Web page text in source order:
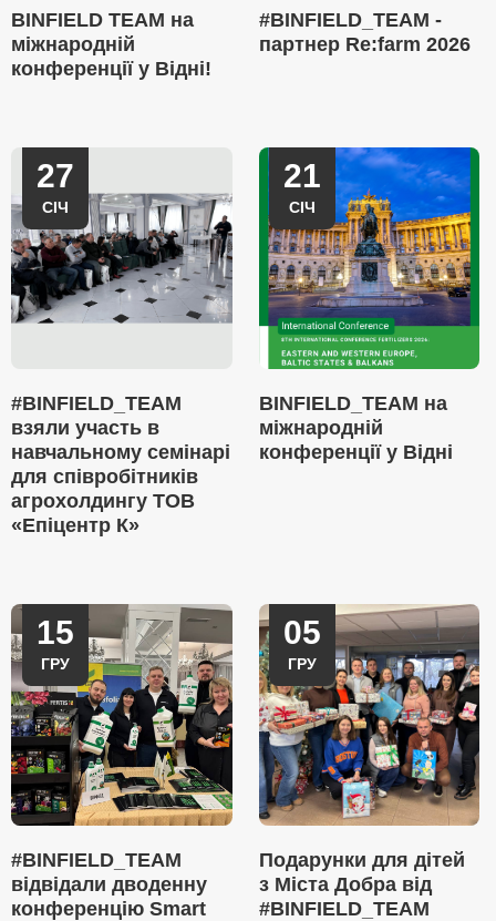
BINFIELD TEAM на
міжнародній
конференції у Відні!
#BINFIELD_TEAM -
партнер Re:farm 2026
27
СІЧ
#BINFIELD_TEAM
взяли участь в
навчальному семінарі
для співробітників
агрохолдингу ТОВ
«Епіцентр К»
21
СІЧ
BINFIELD_TEAM на
міжнародній
конференції у Відні
15
ГРУ
#BINFIELD_TEAM
відвідали дводенну
конференцію Smart
05
ГРУ
Подарунки для дітей
з Міста Добра від
#BINFIELD_TEAM